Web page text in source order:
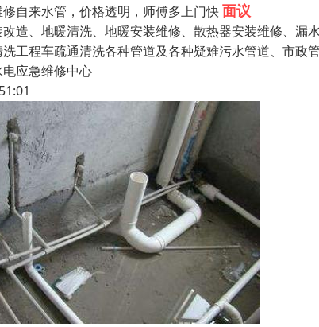
自来水管，价格透明，师傅多上门快面议
造、地暖清洗、地暖安装维修、散热器安装维修、
工程车疏通清洗各种管道及各种疑难污水管道、市
应急维修中心